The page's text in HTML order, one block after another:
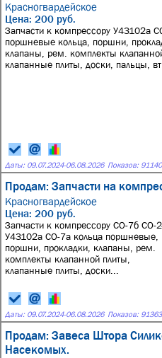
Красногвардейское
Цена: 200 руб.
Запчасти к компрессору У43102а
поршневые кольца, поршни,
клапаны, рем. комплекты
клапанные плиты, доски, пальцы,
Даты: 09.07.2024-06.08.2026 Показов:
Продам: Запчасти на
Красногвардейское
Цена: 200 руб.
Запчасти к компрессору СО-7б СО-
У43102а СО-7а кольца поршневые,
поршни, прокладки, клапаны, рем.
комплекты клапанной плиты,
клапанные плиты, доски...
Даты: 09.07.2024-06.08.2026 Показов:
Продам: Завеса Штора
Насекомых.